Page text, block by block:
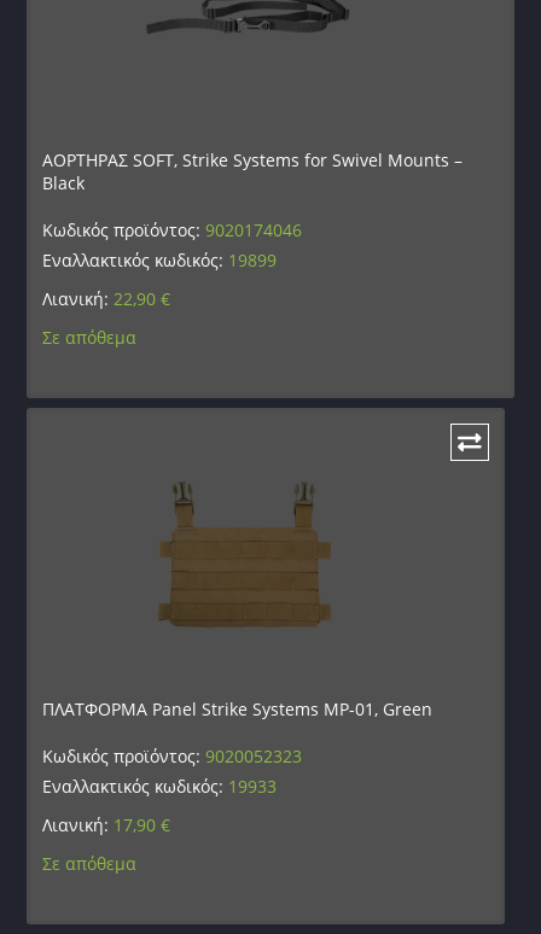
ΑΟΡΤΗΡΑΣ SOFT, Strike Systems for Swivel Mounts –
Black
Κωδικός προϊόντος:9020174046
Εναλλακτικός κωδικός: 19899
Λιανική:22,90€
Σε απόθεμα
ΠΛΑΤΦΟΡΜΑ Panel Strike Systems MP-01, Green
Κωδικός προϊόντος:9020052323
Εναλλακτικός κωδικός: 19933
Λιανική: 17,90€
Σε απόθεμα